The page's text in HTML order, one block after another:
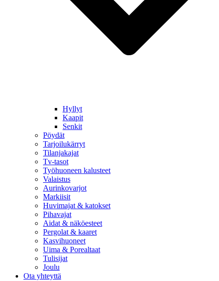
Hyllyt
Kaapit
Senkit
Pöydät
Tarjoilukärryt
Tilanjakajat
Tv-tasot
Työhuoneen kalusteet
Valaistus
Aurinkovarjot
Markiisit
Huvimajat & katokset
Pihavajat
Aidat & näköesteet
Pergolat & kaaret
Kasvihuoneet
Uima & Porealtaat
Tulisijat
Joulu
Ota yhteyttä